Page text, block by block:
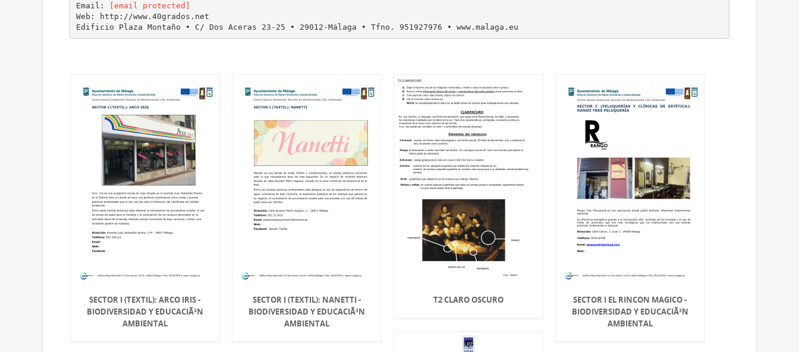
Email:
[email protected]
Web: http://www.40grados.net
SECTOR I (TEXTIL): ARCO IRIS -
BIODIVERSIDAD Y EDUCACIÃ³N
AMBIENTAL
SECTOR I (TEXTIL): NANETTI -
BIODIVERSIDAD Y EDUCACIÃ³N
AMBIENTAL
T2 CLARO OSCURO
SECTOR I EL RINCON MAGICO -
BIODIVERSIDAD Y EDUCACIÃ³N
AMBIENTAL